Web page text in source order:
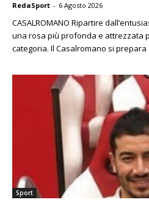
RedaSport - 6 Agosto 2026
CASALROMANO Ripartire
una rosa più profonda e attrezzata
categoria. Il Casalromano si prepara
Sport